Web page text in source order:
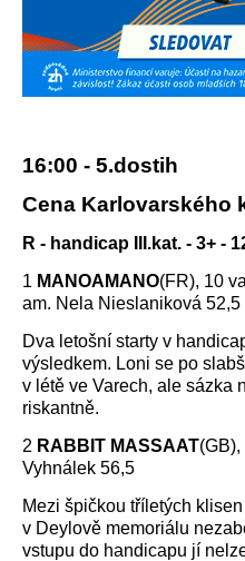
16:00 - 5.dostih
Cena Karlovarského
R - handicap III.kat. - 3+ -
1 MANOAMANO(FR), 10
am. Nela Nieslaniková 52,5
Dva letošní starty v
výsledkem. Loni se po
v létě ve Varech, ale sázka
riskantně.
2 RABBIT MASSAAT
Vyhnálek 56,5
Mezi špičkou tříletých
v Deylově memoriálu
vstupu do handicapu jí